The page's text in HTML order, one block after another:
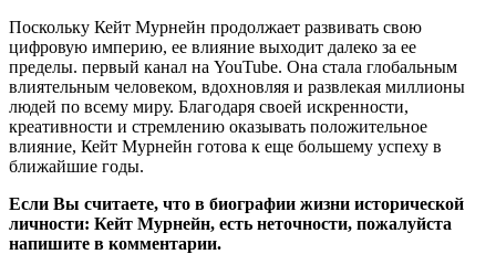
Поскольку Кейт Мурнейн продолжает развивать свою
цифровую империю, ее влияние выходит далеко за ее
пределы. первый канал на YouTube. Она стала глобальным
влиятельным человеком, вдохновляя и развлекая миллионы
людей по всему миру. Благодаря своей искренности,
креативности и стремлению оказывать положительное
влияние, Кейт Мурнейн готова к еще большему успеху в
ближайшие годы.
Если Вы считаете, что в биографии жизни исторической
личности: Кейт Мурнейн, есть неточности, пожалуйста
напишите в комментарии.